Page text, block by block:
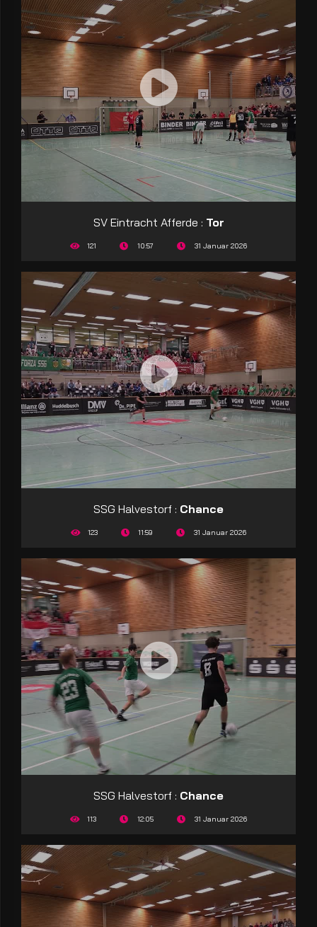
SV Eintracht Afferde : Tor
121 10:57 31 Januar 2026
SSG Halvestorf : Chance
123 11:59 31 Januar 2026
SSG Halvestorf : Chance
113 12:05 31 Januar 2026